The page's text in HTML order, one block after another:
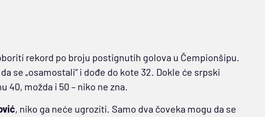
rekord po broju postignutih golova u Čempionšipu.
se „osamostali“ i dođe do kote 32. Dokle će srpski
40, možda i 50 – niko ne zna.
, niko ga neće ugroziti. Samo dva čoveka mogu da se